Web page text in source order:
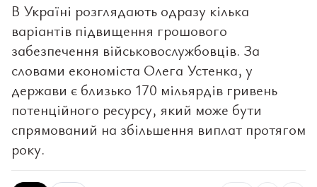
В Україні розглядають одразу кілька
варіантів підвищення грошового
забезпечення військовослужбовців. За
словами економіста Олега Устенка, у
держави є близько 170 мільярдів гривень
потенційного ресурсу, який може бути
спрямований на збільшення виплат протягом
року.